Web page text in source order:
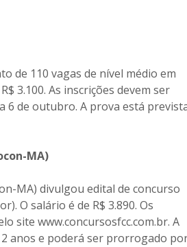
de 110 vagas de nível médio em
3.100. As inscrições devem ser
6 de outubro. A prova está
MA)
MA) divulgou edital de concurso
O salário é de R$ 3.890. Os
site www.concursosfcc.com.br. A
2 anos e poderá ser prorrogado